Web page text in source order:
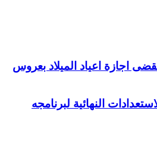
اجازة اعياد الميلاد بعروس
النهائية لبرنامجه